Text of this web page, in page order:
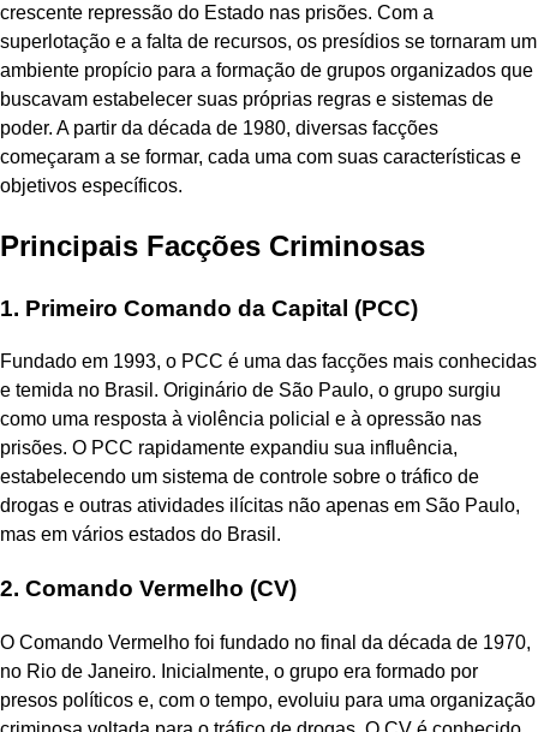
crescente repressão do Estado nas prisões. Com a
superlotação e a falta de recursos, os presídios se tornaram um
ambiente propício para a formação de grupos organizados que
buscavam estabelecer suas próprias regras e sistemas de
poder. A partir da década de 1980, diversas facções
começaram a se formar, cada uma com suas características e
objetivos específicos.
Principais Facções Criminosas
1. Primeiro Comando da Capital (PCC)
Fundado em 1993, o PCC é uma das facções mais conhecidas
e temida no Brasil. Originário de São Paulo, o grupo surgiu
como uma resposta à violência policial e à opressão nas
prisões. O PCC rapidamente expandiu sua influência,
estabelecendo um sistema de controle sobre o tráfico de
drogas e outras atividades ilícitas não apenas em São Paulo,
mas em vários estados do Brasil.
2. Comando Vermelho (CV)
O Comando Vermelho foi fundado no final da década de 1970,
no Rio de Janeiro. Inicialmente, o grupo era formado por
presos políticos e, com o tempo, evoluiu para uma organização